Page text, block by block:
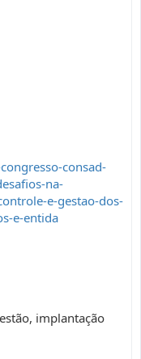
consad-
na-
e-gestao-dos-
e-entida
implantação